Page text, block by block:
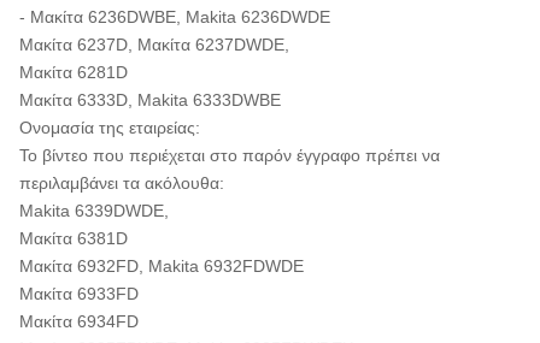
- Μακίτα 6236DWBE, Makita 6236DWDE
Μακίτα 6237D, Μακίτα 6237DWDE,
Μακίτα 6281D
Μακίτα 6333D, Makita 6333DWBE
Ονομασία της εταιρείας:
Το βίντεο που περιέχεται στο παρόν έγγραφο πρέπει να
περιλαμβάνει τα ακόλουθα:
Makita 6339DWDE,
Μακίτα 6381D
Μακίτα 6932FD, Makita 6932FDWDE
Μακίτα 6933FD
Μακίτα 6934FD